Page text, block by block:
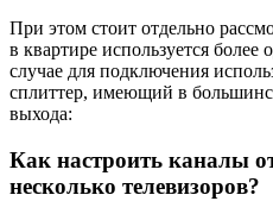
При этом стоит отдельно
в квартире используется более
случае для подключения
сплиттер, имеющий в
выхода:
Как настроить каналы
несколько телевизоров?